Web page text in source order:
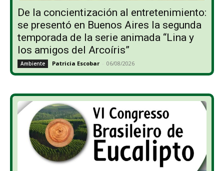
De la concientización al entretenimiento:
se presentó en Buenos Aires la segunda
temporada de la serie animada “Lina y
los amigos del Arcoíris”
Ambiente Patricia Escobar - 06/08/2026